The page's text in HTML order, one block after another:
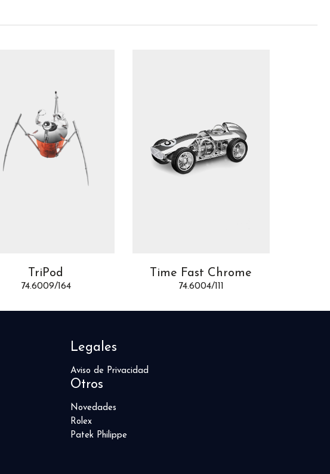
Time Fast Chrome
74.6004/111
Time Fast II
74.6011/114
Legales
Aviso de Privacidad
Otros
Novedades
Rolex
Patek Philippe